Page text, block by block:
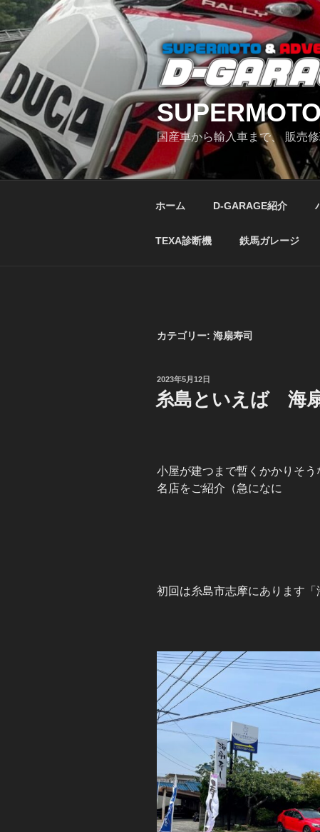
コ
ン
テ
ン
ツ
へ
ス
キ
ッ
国産車から輸入車まで、 販売
ホーム D-GARAGE紹介
TEXA診断機 鉄馬ガレージ
カテゴリー: 海扇寿司
投
稿
日:
2023年5月12日
糸島といえば 海
小屋が建つまで暫くかかりそ
名店をご紹介（急になに
初回は糸島市志摩にあります「